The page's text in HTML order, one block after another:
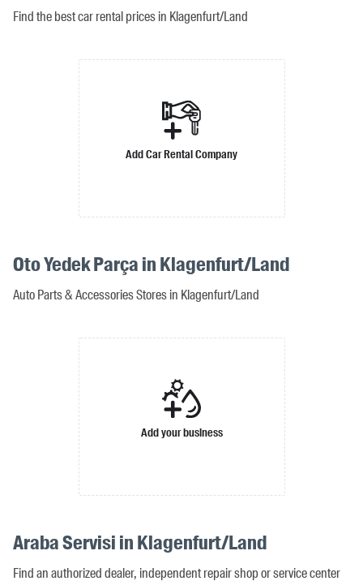
Find the best car rental prices in Klagenfurt/Land
Add Car Rental Company
Oto Yedek Parça in Klagenfurt/Land
Auto Parts & Accessories Stores in Klagenfurt/Land
Add your business
Araba Servisi in Klagenfurt/Land
Find an authorized dealer, independent repair shop or service center